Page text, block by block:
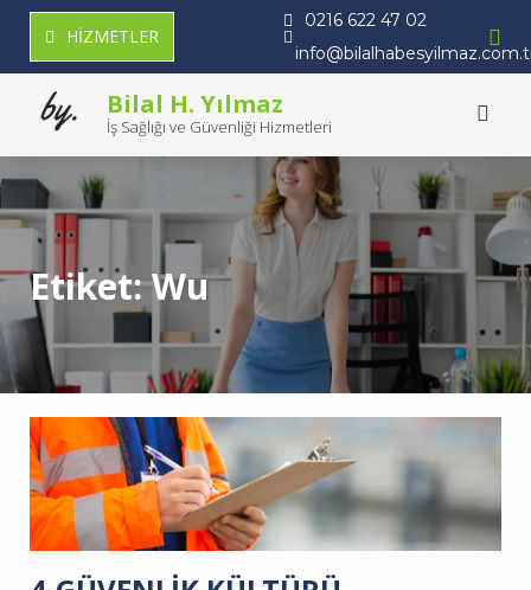
content
HİZMETLER
0216 622 47 02
Bilal H. Yılmaz
İş Sağlığı ve Güvenliği Hizmetleri
Etiket:Wu